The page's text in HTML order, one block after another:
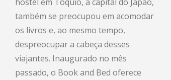
também se preocupou em acomodar
os livros e, ao mesmo tempo,
despreocupar a cabeça desses
viajantes. Inaugurado no mês
passado, o Book and Bed oferece